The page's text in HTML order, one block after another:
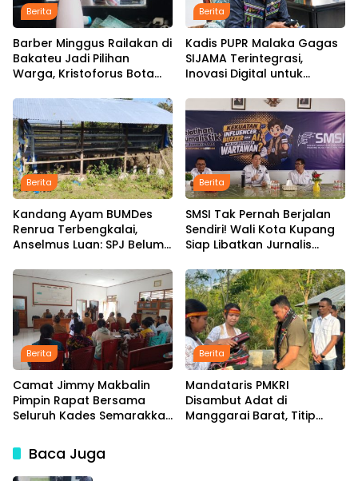
Berita
Barber Minggus Railakan di
Bakateu Jadi Pilihan
Warga, Kristoforus Bota
Rambut dengan Tarif Rp15
Ribu per Kepala
Berita
Kadis PUPR Malaka Gagas
SIJAMA Terintegrasi,
Inovasi Digital untuk
Infrastruktur
Berita
Kandang Ayam BUMDes
Renrua Terbengkalai,
Anselmus Luan: SPJ Belum
Desa Sejak Januari Belum
Dibayar
Berita
SMSI Tak Pernah Berjalan
Sendiri! Wali Kota Kupang
Siap Libatkan Jurnalis
Pemkot
Berita
Camat Jimmy Makbalin
Pimpin Rapat Bersama
Seluruh Kades Semarakkan
Instruksi Bupati SBS dan
Wabup HMS
Berita
Mandataris PMKRI
Disambut Adat di
Manggarai Barat, Titip
Baca Juga